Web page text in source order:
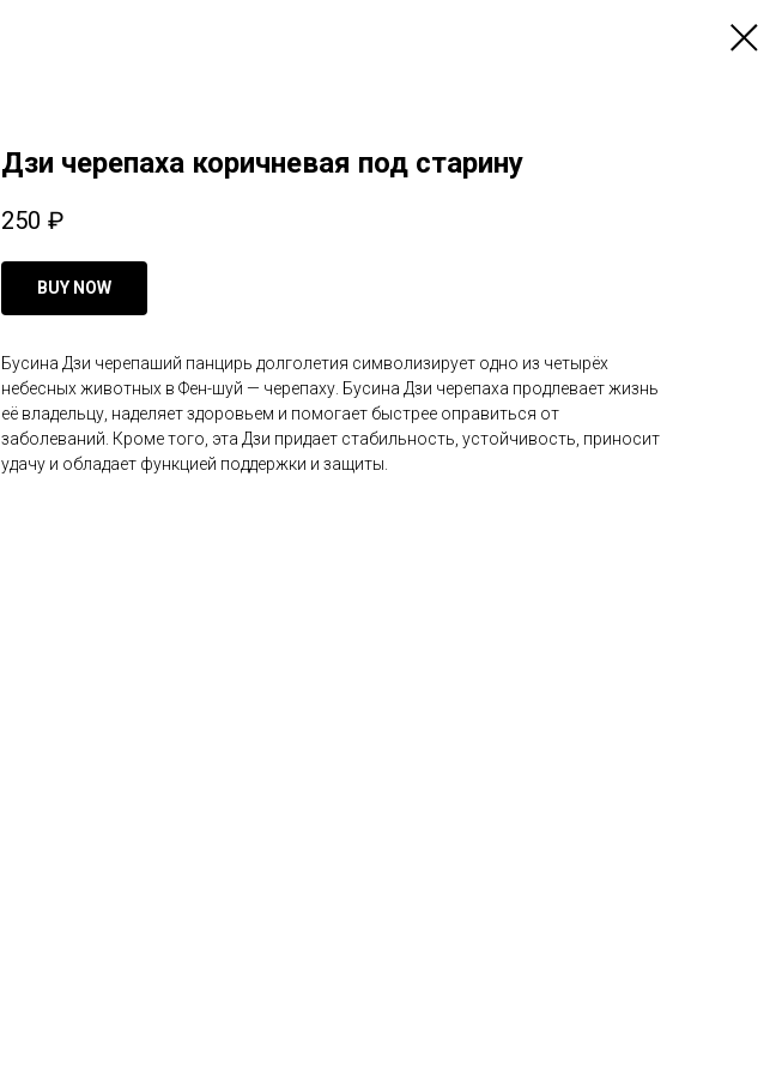
Дзи черепаха коричневая под старину
250 ₽
BUY NOW
Бусина Дзи черепаший панцирь долголетия символизирует одно из четырёх
небесных животных в Фен-шуй — черепаху. Бусина Дзи черепаха продлевает жизнь
её владельцу, наделяет здоровьем и помогает быстрее оправиться от
заболеваний. Кроме того, эта Дзи придает стабильность, устойчивость, приносит
удачу и обладает функцией поддержки и защиты.